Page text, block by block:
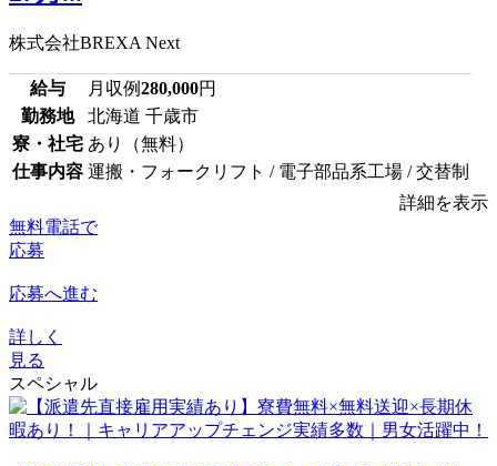
株式会社BREXA Next
給与 月収例280,000円
勤務地
北海道 千歳市
寮・社宅 あり（無料）
仕事内容 運搬・フォークリフト / 電子部品系工場 / 交替制
詳細を表示
無料電話で
応募
応募へ進む
詳しく
見る
スペシャル